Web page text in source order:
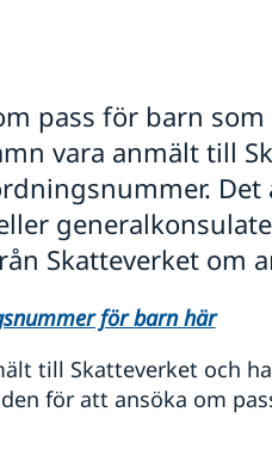
pass för barn
vara anmält till
Skatteverket om
för barn här
till Skatteverket och
för att ansöka om